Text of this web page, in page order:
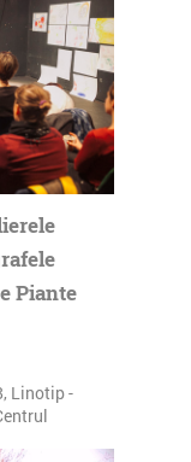
Piante
Linotip -